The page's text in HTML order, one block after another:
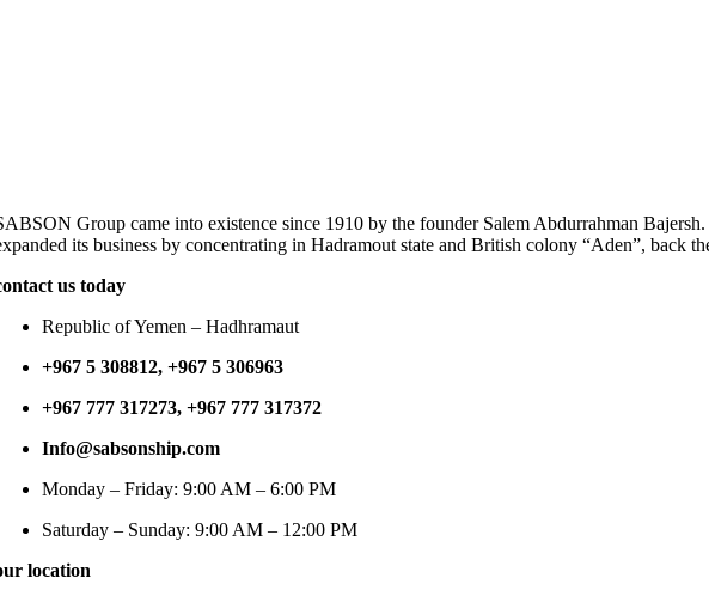
Group came into existence since 1910 by the founder Salem Abdurrahman
its business by concentrating in Hadramout state and British colony “Aden”, back
us today
Republic of Yemen – Hadhramaut
+967 5 308812, +967 5 306963
+967 777 317273, +967 777 317372
Info@sabsonship.com
Monday – Friday: 9:00 AM – 6:00 PM
Saturday – Sunday: 9:00 AM – 12:00 PM
location